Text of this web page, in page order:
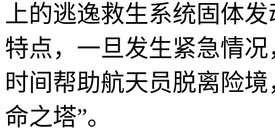
上的逃逸救生系统固体
特点，一旦发生紧急情
时间帮助航天员脱离险
命之塔”。